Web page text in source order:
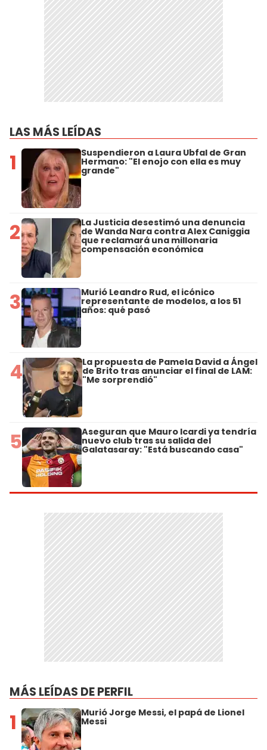
LAS MÁS LEÍDAS
1 Suspendieron a Laura Ubfal de Gran
Hermano: "El enojo con ella es muy
grande"
2 La Justicia desestimó una denuncia
de Wanda Nara contra Alex Caniggia
que reclamará una millonaria
compensación económica
3 Murió Leandro Rud, el icónico
representante de modelos, a los 51
años: qué pasó
4 La propuesta de Pamela David a Ángel
de Brito tras anunciar el final de LAM:
"Me sorprendió"
5 Aseguran que Mauro Icardi ya tendría
nuevo club tras su salida del
Galatasaray: "Está buscando casa"
MÁS LEÍDAS DE PERFIL
1 Murió Jorge Messi, el papá de Lionel
Messi